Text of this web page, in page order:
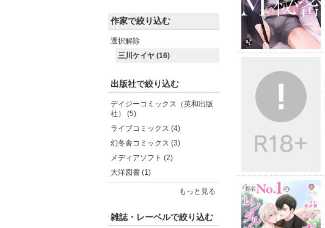
作家で絞り込む
選択解除
三川ケイヤ (16)
出版社で絞り込む
デイジーコミックス（英和出版
社） (5)
ライブコミックス (4)
幻冬舎コミックス (3)
メディアソフト (2)
大洋図書 (1)
もっと見る
雑誌・レーベルで絞り込む